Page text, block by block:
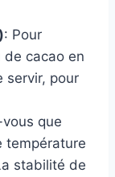
: Pour
de cacao en
servir, pour
que
température
stabilité de